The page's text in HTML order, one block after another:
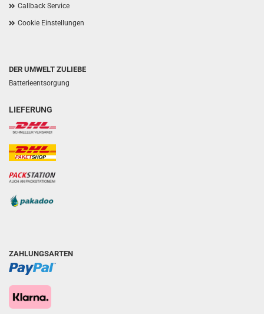
Callback Service
Cookie Einstellungen
DER UMWELT ZULIEBE
Batterieentsorgung
LIEFERUNG
ZAHLUNGSARTEN